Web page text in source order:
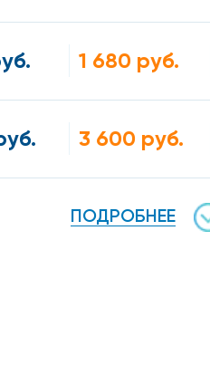
1 680 руб.
3 600 руб.
ПОДРОБНЕЕ